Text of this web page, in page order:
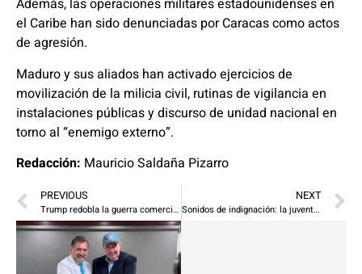
Además, las operaciones militares estadounidenses en
el Caribe han sido denunciadas por Caracas como actos
de agresión.
Maduro y sus aliados han activado ejercicios de
movilización de la milicia civil, rutinas de vigilancia en
instalaciones públicas y discurso de unidad nacional en
torno al “enemigo externo”.
Redacción: Mauricio Saldaña Pizarro
PREVIOUS
Trump redobla la guerra comercial: Nuevos aranceles golpean a farmacéuticas, camiones y muebles
NEXT
Sonidos de indignación: la juventud paraguaya toma las calles contra la corrupción